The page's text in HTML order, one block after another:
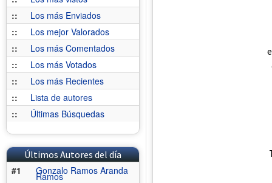
::
Los más Enviados
::
Los mejor Valorados
::
Los más Comentados
::
Los más Votados
::
Los más Recientes
::
Lista de autores
::
Últimas Búsquedas
Últimos Autores del día
#1
Gonzalo Ramos Aranda
Ramos